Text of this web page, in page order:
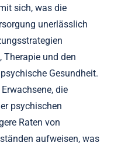
sich, was die
unerlässlich
Therapie und den
Gesundheit.
die
psychischen
Raten von
aufweisen, was